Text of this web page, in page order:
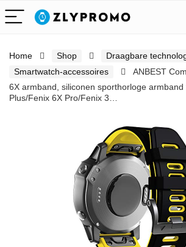
Home Shop
Draagbare
Smartwatch-accessoires
ANBEST
6X armband, siliconen sporthorloge
Plus/Fenix 6X Pro/Fenix 3…